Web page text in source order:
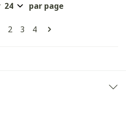
Pages
lisez actuellement la page
Page
2 Page
3 Page
4
par page